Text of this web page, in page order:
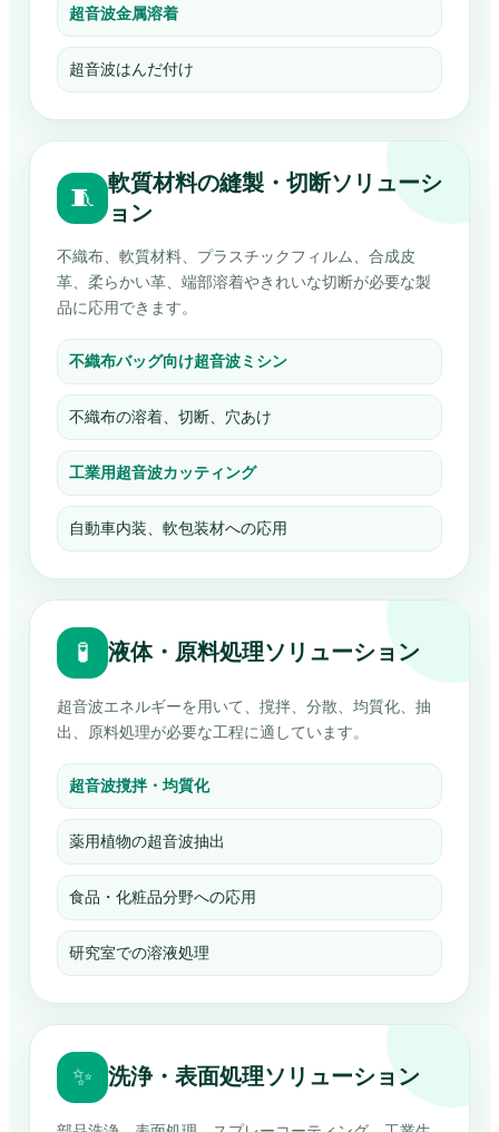
超音波金属溶着
超音波はんだ付け
🧵
軟質材料の縫製・切断ソリューシ
ョン
不織布、軟質材料、プラスチックフィルム、合成皮
革、柔らかい革、端部溶着やきれいな切断が必要な製
品に応用できます。
不織布バッグ向け超音波ミシン
不織布の溶着、切断、穴あけ
工業用超音波カッティング
自動車内装、軟包装材への応用
🧪 液体・原料処理ソリューション
超音波エネルギーを用いて、撹拌、分散、均質化、抽
出、原料処理が必要な工程に適しています。
超音波撹拌・均質化
薬用植物の超音波抽出
食品・化粧品分野への応用
研究室での溶液処理
✨ 洗浄・表面処理ソリューション